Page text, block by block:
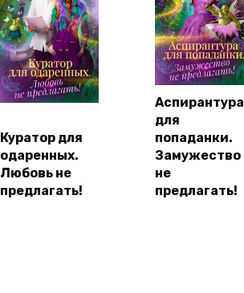
Куратор для
одаренных.
Любовь не
предлагать!
Аспирантура
для
попаданки.
Замужество
не
предлагать!